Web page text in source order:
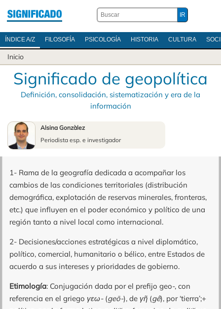
ÍNDICE A/Z FILOSOFÍA PSICOLOGÍA HISTORIA CULTURA
Inicio
Significado de geopolítica
Definición, consolidación, sistematización y era de la
información
Alsina Gonzàlez
Periodista esp. e investigador
1- Rama de la geografía dedicada a acompañar los
cambios de las condiciones territoriales (distribución
demográfica, explotación de reservas minerales, fronteras,
etc.) que influyen en el poder económico y político de una
región tanto a nivel local como internacional.
2- Decisiones/acciones estratégicas a nivel diplomático,
político, comercial, humanitario o bélico, entre Estados de
acuerdo a sus intereses y prioridades de gobierno.
Etimología: Conjugación dada por el prefijo geo-, con
referencia en el griego γεω-(geō-), de γῆ (gê), por ‘tierra’;+